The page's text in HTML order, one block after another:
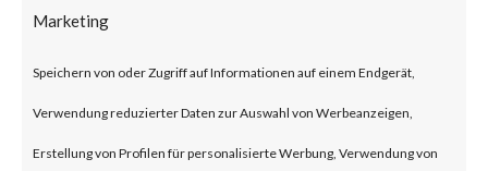
Marketing
Speichern von oder Zugriff auf Informationen auf einem Endgerät,
Verwendung reduzierter Daten zur Auswahl von Werbeanzeigen,
Erstellung von Profilen für personalisierte Werbung, Verwendung von
has over 600,000 active
What is the Attack?